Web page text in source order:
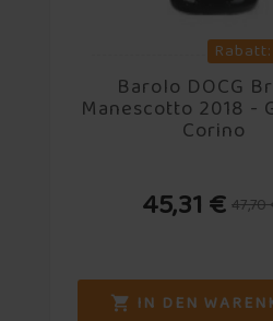
Barolo DOCG
Manescotto 2018 -
Corino
45,31 € 47,70
 IN DEN